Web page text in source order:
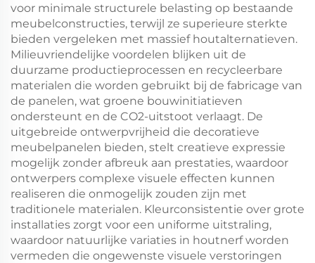
voor minimale structurele belasting op bestaande
meubelconstructies, terwijl ze superieure sterkte
bieden vergeleken met massief houtalternatieven.
Milieuvriendelijke voordelen blijken uit de
duurzame productieprocessen en recycleerbare
materialen die worden gebruikt bij de fabricage van
de panelen, wat groene bouwinitiatieven
ondersteunt en de CO2-uitstoot verlaagt. De
uitgebreide ontwerpvrijheid die decoratieve
meubelpanelen bieden, stelt creatieve expressie
mogelijk zonder afbreuk aan prestaties, waardoor
ontwerpers complexe visuele effecten kunnen
realiseren die onmogelijk zouden zijn met
traditionele materialen. Kleurconsistentie over grote
installaties zorgt voor een uniforme uitstraling,
waardoor natuurlijke variaties in houtnerf worden
vermeden die ongewenste visuele verstoringen